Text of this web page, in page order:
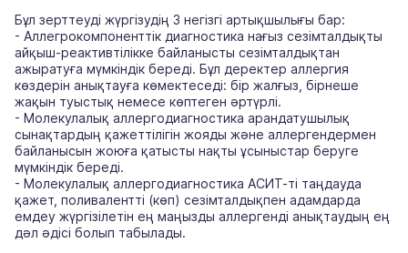
Бұл зерттеуді жүргізудің 3 негізгі артықшылығы бар:
- Аллегрокомпоненттік диагностика нағыз сезімталдықты
айқыш-реактивтілікке байланысты сезімталдықтан
ажыратуға мүмкіндік береді. Бұл деректер аллергия
көздерін анықтауға көмектеседі: бір жалғыз, бірнеше
жақын туыстық немесе көптеген әртүрлі.
- Молекулалық аллергодиагностика арандатушылық
сынақтардың қажеттілігін жояды және аллергендермен
байланысын жоюға қатысты нақты ұсыныстар беруге
мүмкіндік береді.
- Молекулалық аллергодиагностика АСИТ-ті таңдауда
қажет, поливалентті (көп) сезімталдықпен адамдарда
емдеу жүргізілетін ең маңызды аллергенді анықтаудың ең
дәл әдісі болып табылады.